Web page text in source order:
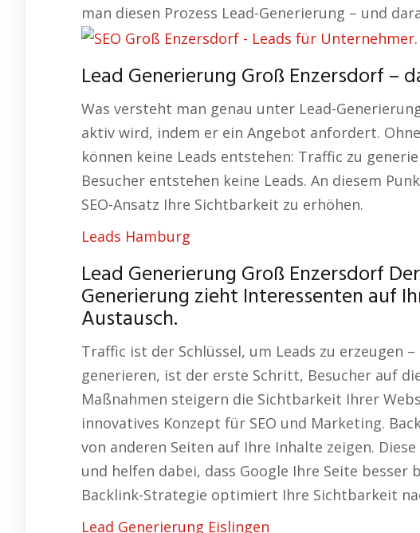
man diesen Prozess Lead-Generierung – und
Lead Generierung Groß Enzersdorf –
Was versteht man genau unter Lead-
aktiv wird, indem er ein Angebot anfordert.
können keine Leads entstehen: Traffic zu
Besucher entstehen keine Leads. An diesem
SEO-Ansatz Ihre Sichtbarkeit zu erhöhen.
Leads Hamburg
Lead Generierung Groß Enzersdorf
Generierung zieht Interessenten auf
Austausch.
Traffic ist der Schlüssel, um Leads zu erzeugen
generieren, ist der erste Schritt, Besucher auf
Maßnahmen steigern die Sichtbarkeit Ihrer
innovatives Konzept für SEO und Marketing.
von anderen Seiten auf Ihre Inhalte zeigen.
und helfen dabei, dass Google Ihre Seite
Backlink-Strategie optimiert Ihre Sichtbarkeit
Lead Generierung Eislingen